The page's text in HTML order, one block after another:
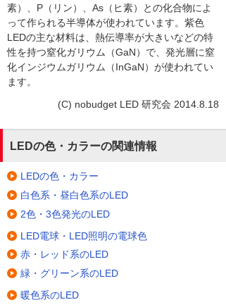
素）、P（リン）、As（ヒ素）との化合物によ
って作られる半導体が使われています。紫色
LEDの主な材料は、熱伝導率が大きいなどの特
性を持つ窒化ガリウム（GaN）で、発光層に窒
化インジウムガリウム（InGaN）が使われてい
ます。
(C) nobudget LED 研究会 2014.8.18
LEDの色・カラーの関連情報
LEDの色・カラー
白色系・昼白色系のLED
2色・3色発光のLED
LED電球・LED照明の電球色
赤・レッド系のLED
緑・グリーン系のLED
暖色系のLED